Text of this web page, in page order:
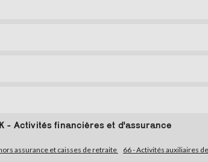
- Activités financières et d'assurance
assurance et caisses de retraite 66 - Activités auxiliaires